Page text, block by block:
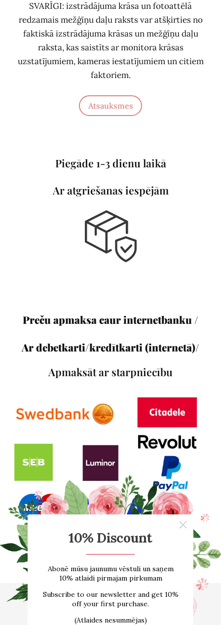
SVARĪGI: izstrādājuma krāsa un fotoattēlā
redzamais mežģīņu daļu raksts var atšķirties no
faktiskā izstrādājuma krāsas un mežģīņu daļu
raksta, kas saistīts ar monitora krāsas
uzstatījumiem, kameras iestatījumiem un citiem
faktoriem.
Atsauksmes
Piegāde 1-3 dienu laikā
Ar atgriešanas iespējām
Preču apmaksa caur internetbanku /
Ar debetkarti/kredītkarti (internetā)/
Apmaksāt ar starpniecību
E-VEIKALS
Par mums
Atsauksmes
Blogs Izmēru tabula